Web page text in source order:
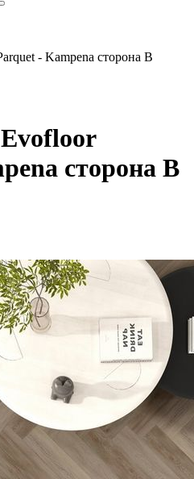
- Kampena сторона B
сторона B